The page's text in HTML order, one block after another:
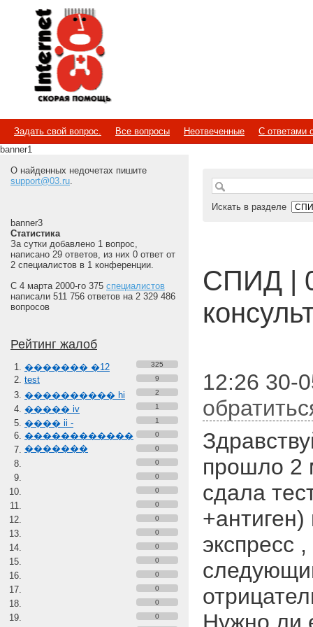
Internet
Скорая помощь
Задать свой вопрос. Все вопросы Неотвеченные
С ответами
banner1
О найденных недочетах пишите
support@03.ru.
banner3
Статистика
За сутки добавлено 1 вопрос,
написано 29 ответов, из них 0 ответ от
2 специалистов в 1 конференции.
С 4 марта 2000-го 375 специалистов
написали 511 756 ответов на 2 329 486
вопросов
Рейтинг жалоб
������� �12 325
test 9
���������� hi 2
����� iv 1
���� ii -
������������
�������
1
0
0
0
0
0
0
0
0
0
0
0
0
0
0
Искать в разделе
СПИД |
12:26 30-
прошло 2
сдала
экспресс